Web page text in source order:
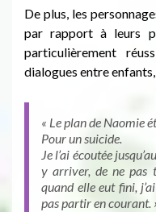
De plus, les
par rapport à leurs
particulièrement
dialogues entre
« Le plan de Naomie
Pour un suicide.
Je l’ai écoutée
y arriver, de ne pas
quand elle eut fini,
pas partir en courant.